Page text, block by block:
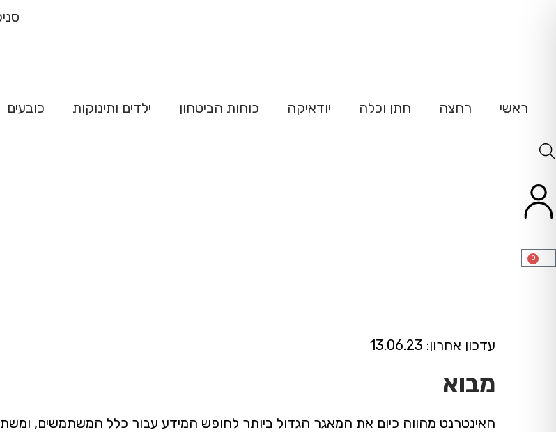
ראשי רחצה חתן וכלה יודאיקה כוחות הביטחון ילדים ותינוקות כובעים
0
עדכון אחרון: 13.06.23
מבוא
האינטרנט מהווה כיום את המאגר הגדול ביותר לחופש המידע עבור כלל המשתמשים,